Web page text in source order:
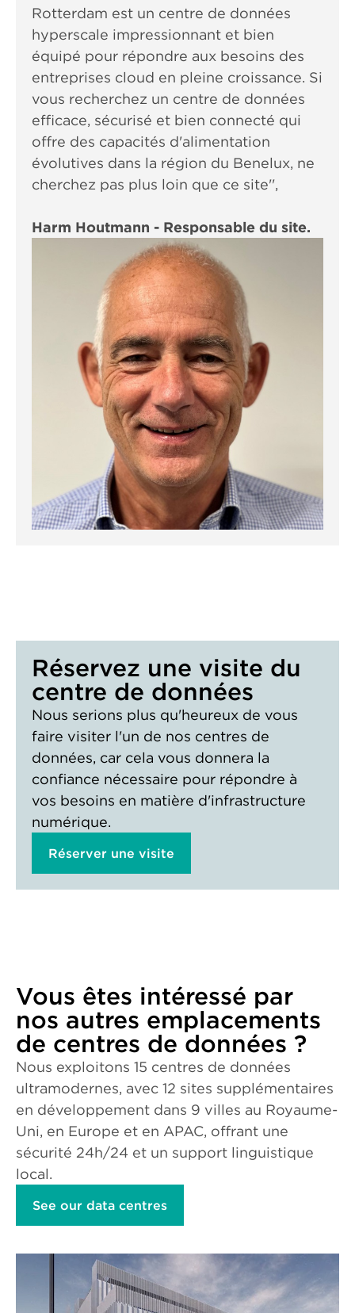
Rotterdam est un centre de données
hyperscale impressionnant et bien
équipé pour répondre aux besoins des
entreprises cloud en pleine croissance. Si
vous recherchez un centre de données
efficace, sécurisé et bien connecté qui
offre des capacités d'alimentation
évolutives dans la région du Benelux, ne
cherchez pas plus loin que ce site'',
Harm Houtmann - Responsable du site.
Réservez une visite du
centre de données
Nous serions plus qu'heureux de vous
faire visiter l'un de nos centres de
données, car cela vous donnera la
confiance nécessaire pour répondre à
vos besoins en matière d'infrastructure
numérique.
Réserver une visite
Vous êtes intéressé par
nos autres emplacements
de centres de données ?
Nous exploitons 15 centres de données
ultramodernes, avec 12 sites supplémentaires
en développement dans 9 villes au Royaume-
Uni, en Europe et en APAC, offrant une
sécurité 24h/24 et un support linguistique
local.
See our data centres